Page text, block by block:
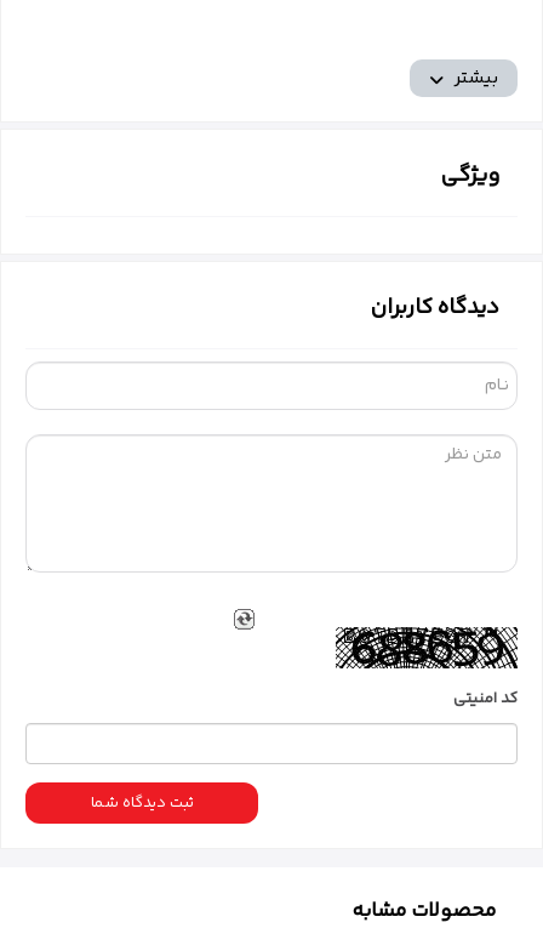
بیشتر
ویژگی
دیدگاه کاربران
کد امنیتی
ثبت دیدگاه شما
محصولات مشابه